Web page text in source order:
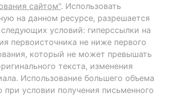
сайтом". Использовать
на данном ресурсе, разрешается
условий: гиперссылки на
первоисточника не ниже первого
который не может превышать
текста, изменения
Использование большего объема
условии получения письменного